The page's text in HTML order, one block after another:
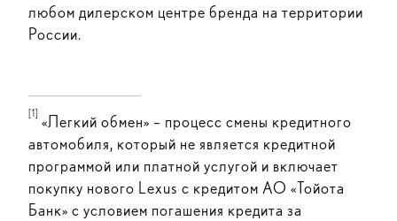
любом дилерском центре бренда на территории
России.
[1] «Легкий обмен» – процесс смены кредитного
автомобиля, который не является кредитной
программой или платной услугой и включает
покупку нового Lexus с кредитом АО «Тойота
Банк» с условием погашения кредита за